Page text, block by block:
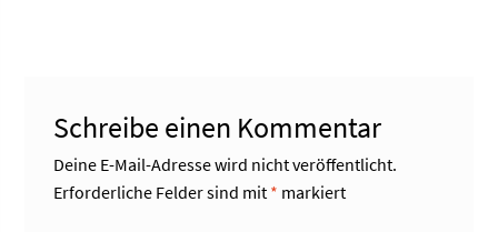
Schreibe einen Kommentar
Deine E-Mail-Adresse wird nicht veröffentlicht.
Erforderliche Felder sind mit * markiert